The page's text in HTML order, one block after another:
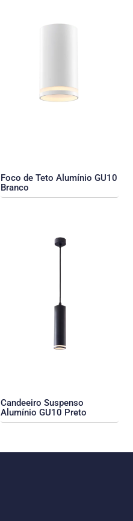
Foco de Teto Alumínio GU10
Branco
Candeeiro Suspenso
Alumínio GU10 Preto